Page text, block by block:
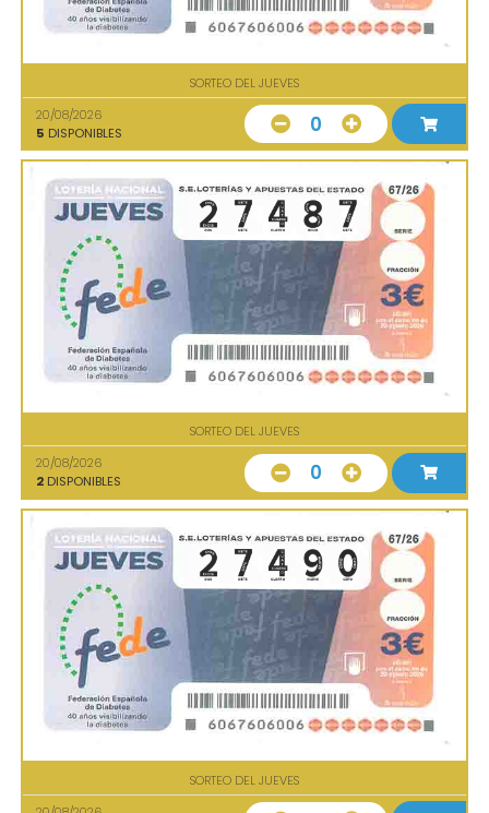
SORTEO DEL JUEVES
20/08/2026
5 DISPONIBLES 0
SORTEO DEL JUEVES
20/08/2026
2 DISPONIBLES 0
SORTEO DEL JUEVES